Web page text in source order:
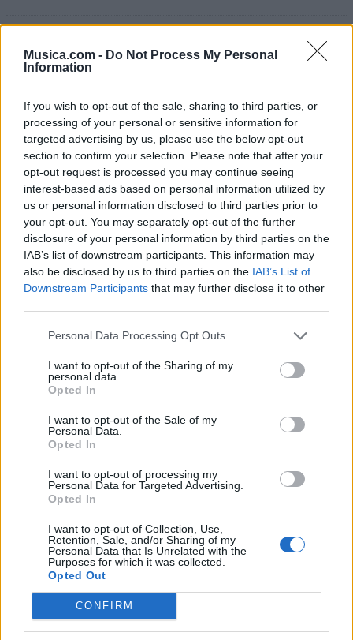
Musica.com - Do Not Process My Personal
Information
If you wish to opt-out of the sale, sharing to third parties, or
processing of your personal or sensitive information for
targeted advertising by us, please use the below opt-out
section to confirm your selection. Please note that after your
opt-out request is processed you may continue seeing
interest-based ads based on personal information utilized by
us or personal information disclosed to third parties prior to
your opt-out. You may separately opt-out of the further
disclosure of your personal information by third parties on the
IAB’s list of downstream participants. This information may
also be disclosed by us to third parties on the IAB’s List of
Downstream Participants that may further disclose it to other
Personal Data Processing Opt Outs
I want to opt-out of the Sharing of my
personal data.
Opted In
I want to opt-out of the Sale of my
Personal Data.
Opted In
I want to opt-out of processing my
Personal Data for Targeted Advertising.
Opted In
I want to opt-out of Collection, Use,
Retention, Sale, and/or Sharing of my
Personal Data that Is Unrelated with the
Purposes for which it was collected.
Opted Out
CONFIRM
William Luna: La Voz de los Andes
Ranking de William Luna
William Lunano está entre los 500 artistas más
apoyados y visitados de esta semana, su mejor
puesto ha sido el
443º
en mayo de 2022.
¿Apoyar a William Luna?
132 10
Comentar Letra
Comenta o pregunta lo que desees sobre William